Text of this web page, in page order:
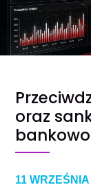
oraz
11 WRZEŚNIA